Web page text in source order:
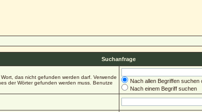
Suchanfrage
das nicht gefunden werden darf. Verwende
der Wörter gefunden werden muss. Benutze
Nach allen Begriffen
Nach einem Begriff suchen